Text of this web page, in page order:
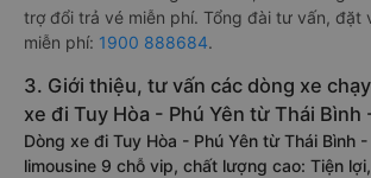
trợ đổi trả vé miễn phí. Tổng đài tư vấn, đặt
miễn phí: 1900 888684.
3. Giới thiệu, tư vấn các dòng xe
xe đi Tuy Hòa - Phú Yên từ Thái Bình
Dòng xe đi Tuy Hòa - Phú Yên từ Thái Bình -
limousine 9 chỗ vip, chất lượng cao: Tiện